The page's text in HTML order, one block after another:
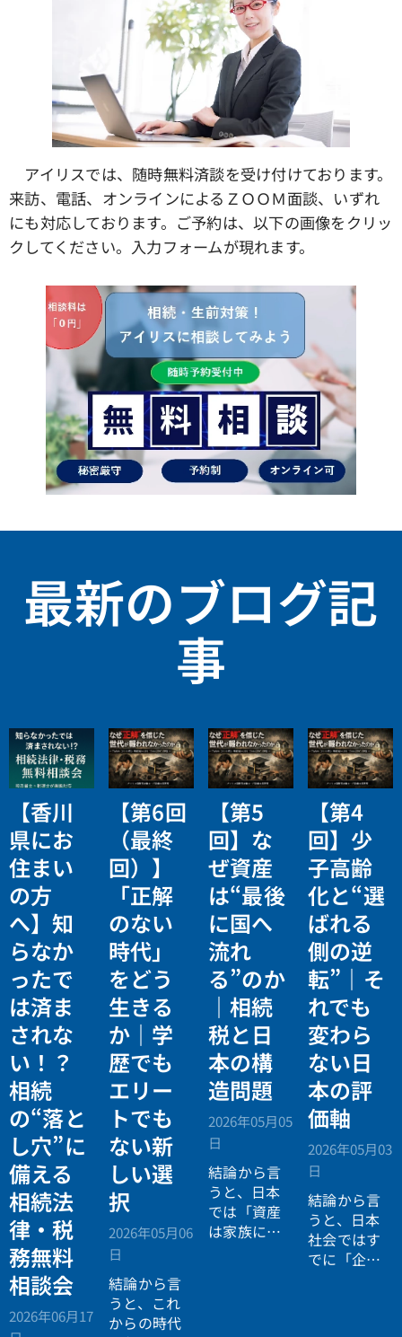
アイリスでは、随時無料済談を受け付けております。
来訪、電話、オンラインによるＺＯＯＭ面談、いずれ
にも対応しております。ご予約は、以下の画像をクリッ
クしてください。入力フォームが現れます。
最新のブログ記
事
【香川
県にお
住まい
の方
へ】知
らなか
ったで
は済ま
されな
い！？
相続
の“落と
し穴”に
備える
相続法
律・税
務無料
相談会
2026年06月17
【第6回
（最終
回）】
「正解
のない
時代」
をどう
生きる
か｜学
歴でも
エリー
トでも
ない新
しい選
択
2026年05月06
日
結論から言
うと、これ
からの時代
【第5
回】な
ぜ資産
は“最後
に国へ
流れ
る”のか
｜相続
税と日
本の構
造問題
2026年05月05
日
結論から言
うと、日本
では「資産
は家族に引
【第4
回】少
子高齢
化と“選
ばれる
側の逆
転”｜そ
れでも
変わら
ない日
本の評
価軸
2026年05月03
日
結論から言
うと、日本
社会ではす
でに「企業